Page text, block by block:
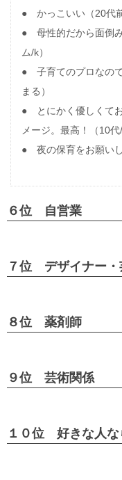
● かっこいい（20代
● 母性的だから面倒
ム/k）
● 子育てのプロなの
まる）
● とにかく優しくて
メージ。最高！（10
● 夜の保育をお願い
６位 自営業
７位 デザイナー・
８位 薬剤師
９位 芸術関係
１０位 好きな人な